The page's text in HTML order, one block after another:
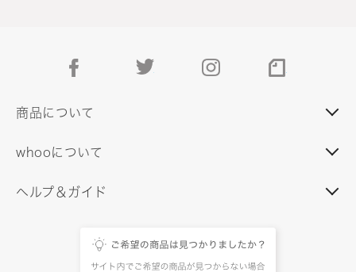
facebook instagram
商品について
whooについて
ヘルプ＆ガイド